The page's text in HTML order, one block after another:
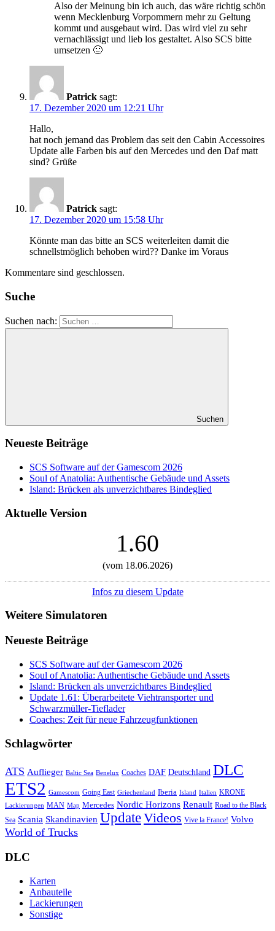
Also der Meinung bin ich auch, das wäre richtig schön
wenn Mecklenburg Vorpommern mehr zu Geltung
kommt und ausgebaut wird. Das wird viel zu sehr
vernachlässigt und lieb los gestaltet. Also SCS bitte
umsetzen 🙂
Patrick sagt:
17. Dezember 2020 um 12:21 Uhr
Hallo,
hat noch jemand das Problem das seit den Cabin Accessoires
Update alle Farben bis auf den Mercedes und den Daf matt
sind? Grüße
Patrick sagt:
17. Dezember 2020 um 15:58 Uhr
Könnte man das bitte an SCS weiterleiten damit die
schnellstmöglich behoben wird?? Danke im Voraus
Kommentare sind geschlossen.
Suche
Suchen nach:
Suchen
Neueste Beiträge
SCS Software auf der Gamescom 2026
Soul of Anatolia: Authentische Gebäude und Assets
Island: Brücken als unverzichtbares Bindeglied
Aktuelle Version
1.60
(vom 18.06.2026)
Infos zu diesem Update
Weitere Simulatoren
Neueste Beiträge
SCS Software auf der Gamescom 2026
Soul of Anatolia: Authentische Gebäude und Assets
Island: Brücken als unverzichtbares Bindeglied
Update 1.61: Überarbeitete Viehtransporter und
Schwarzmüller-Tieflader
Coaches: Zeit für neue Fahrzeugfunktionen
Schlagwörter
ATS Auflieger Baltic Sea Benelux Coaches DAF Deutschland DLC
ETS2 Gamescom Going East Griechenland Iberia Island Italien KRONE
Lackierungen MAN Map Mercedes Nordic Horizons Renault Road to the Black
Sea Scania Skandinavien UpdateVideos Vive la France! Volvo
World of Trucks
DLC
Karten
Anbauteile
Lackierungen
Sonstige